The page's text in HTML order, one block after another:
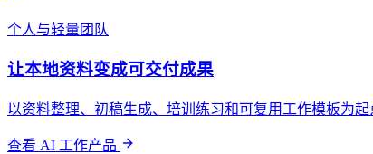
个人与轻量团队
让本地资料变成可交付成果
以资料整理、初稿生成、培训练习和可复用工作模板为起
查看 AI 工作产品